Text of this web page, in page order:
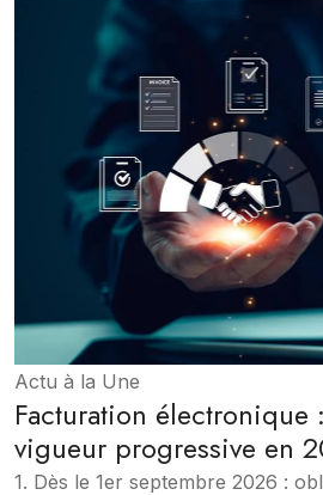
Actu à la Une
Facturation électronique
vigueur progressive en
1. Dès le 1er septembre 2026 :